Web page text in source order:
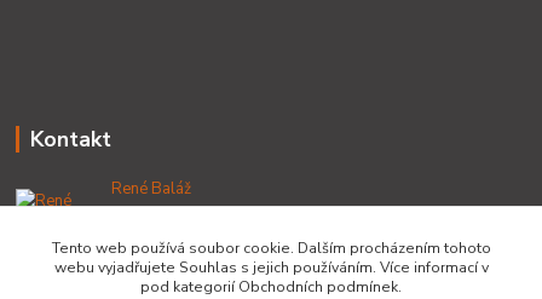
Kontakt
René Baláž
+421 902 212 007
od 8:00 - do 16:00 hod
info@lacnekotliky.sk
Tento web používá soubor cookie. Dalším procházením tohoto
webu vyjadřujete Souhlas s jejich používáním. Více informací v
pod kategorií Obchodních podmínek.